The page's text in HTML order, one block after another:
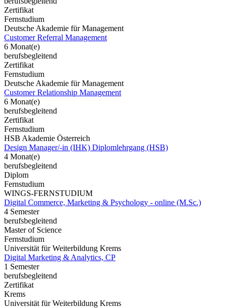
Zertifikat
Fernstudium
Deutsche Akademie für Management
Customer Referral Management
6 Monat(e)
berufsbegleitend
Zertifikat
Fernstudium
Deutsche Akademie für Management
Customer Relationship Management
6 Monat(e)
berufsbegleitend
Zertifikat
Fernstudium
HSB Akademie Österreich
Design Manager/-in (IHK) Diplomlehrgang (HSB)
4 Monat(e)
berufsbegleitend
Diplom
Fernstudium
WINGS-FERNSTUDIUM
Digital Commerce, Marketing & Psychology - online (M.Sc.)
4 Semester
berufsbegleitend
Master of Science
Fernstudium
Universität für Weiterbildung Krems
Digital Marketing & Analytics, CP
1 Semester
berufsbegleitend
Zertifikat
Krems
Universität für Weiterbildung Krems